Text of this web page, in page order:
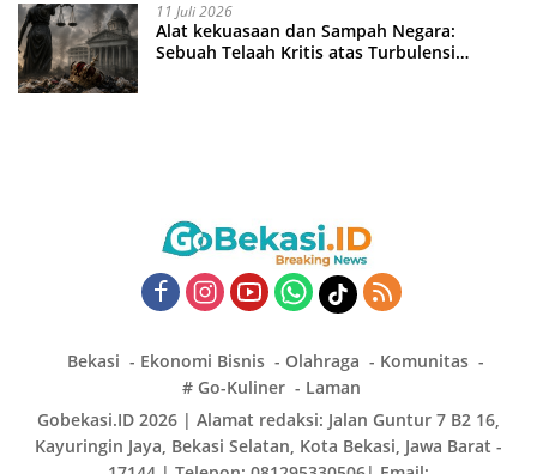
11 Juli 2026
Alat kekuasaan dan Sampah Negara:
Sebuah Telaah Kritis atas Turbulensi
Bekasi Ekonomi Bisnis Olahraga
Komunitas
# Go-Kuliner
Laman
Gobekasi.ID 2026 | Alamat redaksi: Jalan Guntur 7 B2 16,
Kayuringin Jaya, Bekasi Selatan, Kota Bekasi, Jawa Barat -